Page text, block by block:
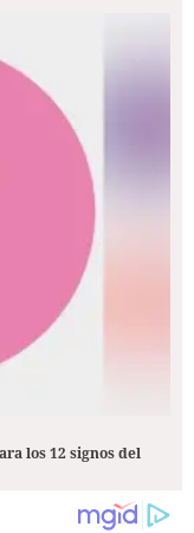
los 12 signos del